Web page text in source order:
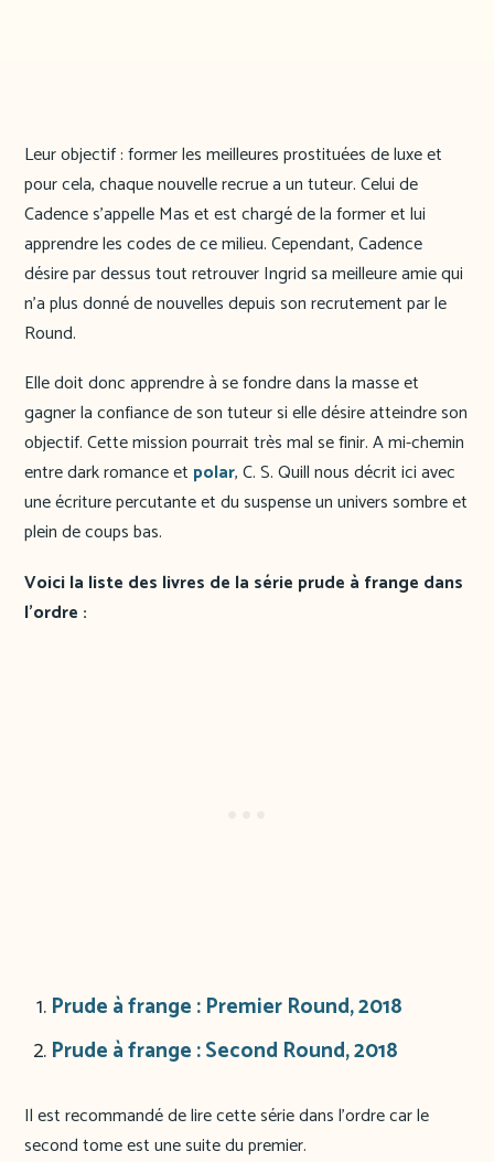
Leur objectif : former les meilleures prostituées de luxe et
pour cela, chaque nouvelle recrue a un tuteur. Celui de
Cadence s’appelle Mas et est chargé de la former et lui
apprendre les codes de ce milieu. Cependant, Cadence
désire par dessus tout retrouver Ingrid sa meilleure amie qui
n’a plus donné de nouvelles depuis son recrutement par le
Round.
Elle doit donc apprendre à se fondre dans la masse et
gagner la confiance de son tuteur si elle désire atteindre son
objectif. Cette mission pourrait très mal se finir. A mi-chemin
entre dark romance et polar, C. S. Quill nous décrit ici avec
une écriture percutante et du suspense un univers sombre et
plein de coups bas.
Voici la liste des livres de la série prude à frange dans
l’ordre :
Prude à frange : Premier Round, 2018
Prude à frange : Second Round, 2018
Il est recommandé de lire cette série dans l’ordre car le
second tome est une suite du premier.